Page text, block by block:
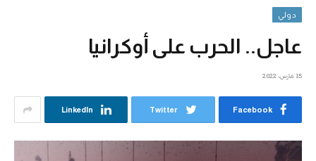
دولي
عاجل.. الحرب على أوكرانيا
15 مارس، 2022
Facebook
Twitter
LinkedIn